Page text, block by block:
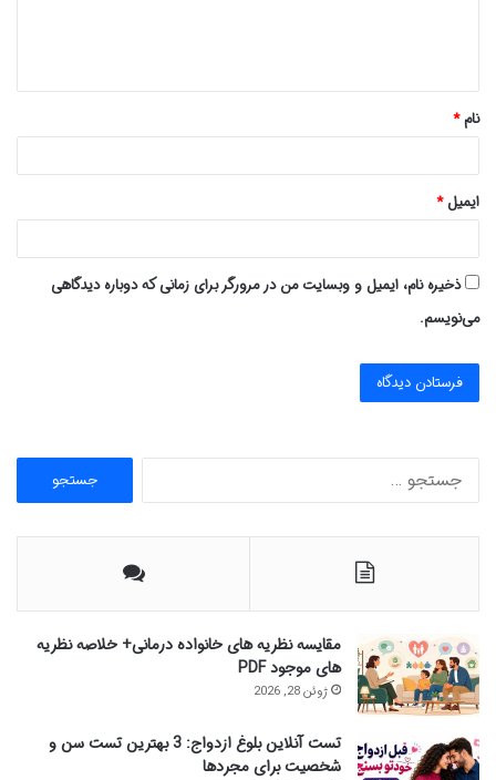
*
نام*
ایمیل*
ذخیره نام، ایمیل و وبسایت من در مرورگر برای زمانی که دوباره دیدگاهی
می‌نویسم.
ج
و
ب
ر
ی
مقایسه نظریه های خانواده درمانی+ خلاصه نظریه
های موجود PDF
ژوئن 28, 2026
تست آنلاین بلوغ ازدواج: 3 بهترین تست سن و
شخصیت برای مجردها